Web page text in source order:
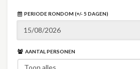
PERIODE RONDOM (+/- 5 DAGEN)
AANTAL PERSONEN